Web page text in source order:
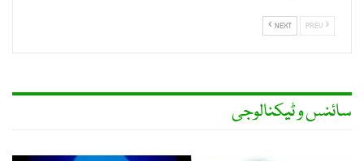
NEXT
سائنس و ٹیکنالوجی